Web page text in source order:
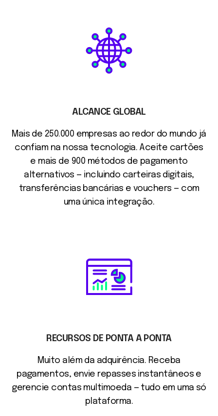
ALCANCE GLOBAL
Mais de 250.000 empresas ao redor do mundo já
confiam na nossa tecnologia. Aceite cartões
e mais de 900 métodos de pagamento
alternativos — incluindo carteiras digitais,
transferências bancárias e vouchers — com
uma única integração.
RECURSOS DE PONTA A PONTA
Muito além da adquirência. Receba
pagamentos, envie repasses instantâneos e
gerencie contas multimoeda — tudo em uma só
plataforma.